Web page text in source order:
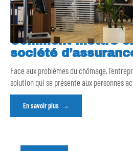
Comment mettre
société
Face aux problèmes du chômage,
solution qui se présente aux personnes
En savoir plus